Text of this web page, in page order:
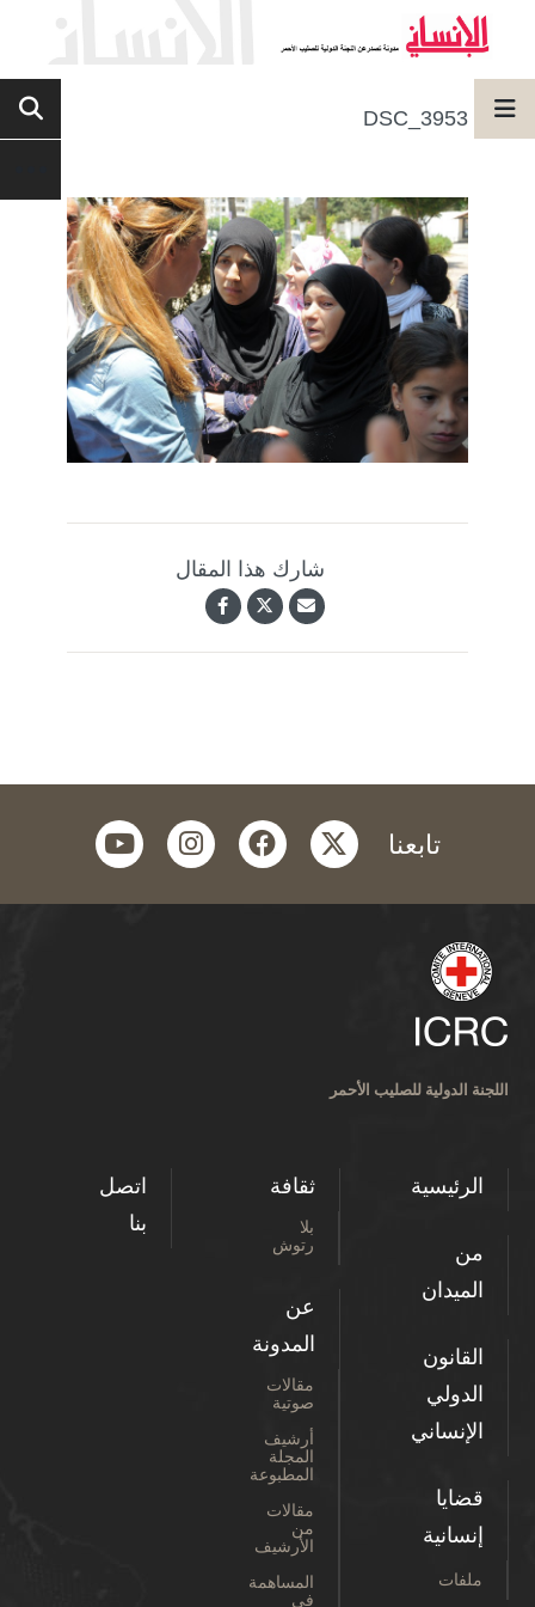
DSC_3953
شارك هذا المقال
تابعنا twitter
facebook
instagram
youtube
اللجنة الدولية للصليب الأحمر
الرئيسية
من
الميدان
القانون
الدولي
الإنساني
قضايا
إنسانية
ملفات
ثقافة
بلا
رتوش
عن
المدونة
مقالات
صوتية
أرشيف
المجلة
المطبوعة
مقالات
من
الأرشيف
المساهمة
في
اتصل
بنا